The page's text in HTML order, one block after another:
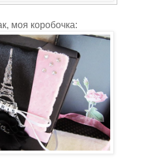
моя коробочка: